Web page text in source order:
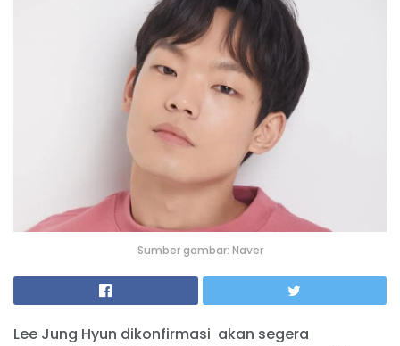
Sumber gambar: Naver
Lee Jung Hyun dikonfirmasi akan segera